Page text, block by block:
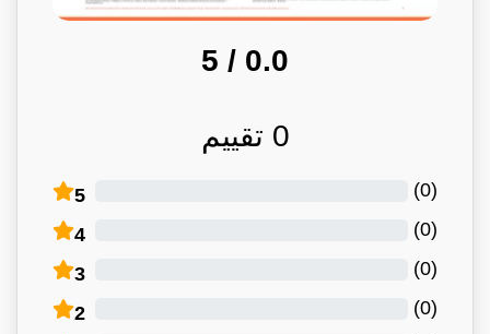
0.0
/ 5
0 تقييم
5 (
0
)
4 (
0
)
3 (
0
)
2 (
0
)